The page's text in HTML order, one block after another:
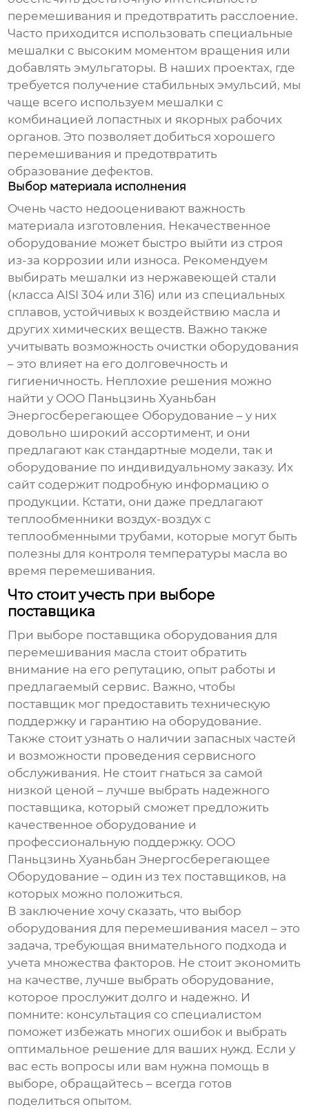
перемешивания и предотвратить расслоение.
Часто приходится использовать специальные
мешалки с высоким моментом вращения или
добавлять эмульгаторы. В наших проектах, где
требуется получение стабильных эмульсий, мы
чаще всего используем мешалки с
комбинацией лопастных и якорных рабочих
органов. Это позволяет добиться хорошего
перемешивания и предотвратить
образование дефектов.
Выбор материала исполнения
Очень часто недооценивают важность
материала изготовления. Некачественное
оборудование может быстро выйти из строя
из-за коррозии или износа. Рекомендуем
выбирать мешалки из нержавеющей стали
(класса AISI 304 или 316) или из специальных
сплавов, устойчивых к воздействию масла и
других химических веществ. Важно также
учитывать возможность очистки оборудования
– это влияет на его долговечность и
гигиеничность. Неплохие решения можно
найти у ООО Паньцзинь Хуаньбан
Энергосберегающее Оборудование – у них
довольно широкий ассортимент, и они
предлагают как стандартные модели, так и
оборудование по индивидуальному заказу. Их
сайт содержит подробную информацию о
продукции. Кстати, они даже предлагают
теплообменники воздух-воздух с
теплообменными трубами, которые могут быть
полезны для контроля температуры масла во
время перемешивания.
Что стоит учесть при выборе
поставщика
При выборе поставщика оборудования для
перемешивания масла стоит обратить
внимание на его репутацию, опыт работы и
предлагаемый сервис. Важно, чтобы
поставщик мог предоставить техническую
поддержку и гарантию на оборудование.
Также стоит узнать о наличии запасных частей
и возможности проведения сервисного
обслуживания. Не стоит гнаться за самой
низкой ценой – лучше выбрать надежного
поставщика, который сможет предложить
качественное оборудование и
профессиональную поддержку. ООО
Паньцзинь Хуаньбан Энергосберегающее
Оборудование – один из тех поставщиков, на
которых можно положиться.
В заключение хочу сказать, что выбор
оборудования для перемешивания масел – это
задача, требующая внимательного подхода и
учета множества факторов. Не стоит экономить
на качестве, лучше выбрать оборудование,
которое прослужит долго и надежно. И
помните: консультация со специалистом
поможет избежать многих ошибок и выбрать
оптимальное решение для ваших нужд. Если у
вас есть вопросы или вам нужна помощь в
выборе, обращайтесь – всегда готов
поделиться опытом.